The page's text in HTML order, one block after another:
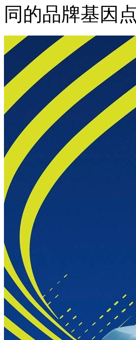
雪，
热
力
沸
腾，
浪
席
卷
来!
牌
再
梦
幻
跨
推
出
ROSSIGNOL
X
BMWBLACKOPS
同的品牌基因